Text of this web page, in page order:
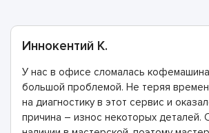
Иннокентий К.
У нас в офисе сломалась
большой проблемой. Не теряя
на диагностику в этот сервис и
причина – износ некоторых деталей.